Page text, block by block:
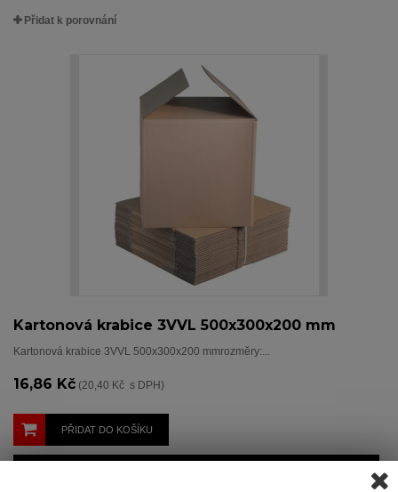
Přidat k porovnání
Kartonová krabice 3VVL 500x300x200 mm
Kartonová krabice 3VVL 500x300x200 mmrozměry:...
16,86 Kč (20,40 Kč s DPH)
PŘIDAT DO KOŠÍKU